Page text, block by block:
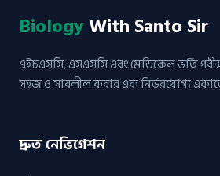
BiologyWith Santo Sir
এইচএসসি, এসএসসি এবং মেডিকেল ভর্তি
সহজ ও সাবলীল করার এক নির্ভরযোগ্য
দ্রুত নেভিগেশন